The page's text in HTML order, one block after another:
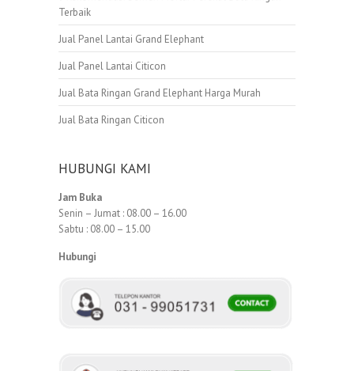
Terbaik
Jual Panel Lantai Grand Elephant
Jual Panel Lantai Citicon
Jual Bata Ringan Grand Elephant Harga Murah
Jual Bata Ringan Citicon
HUBUNGI KAMI
Jam Buka
Senin – Jumat : 08.00 – 16.00
Sabtu : 08.00 – 15.00
Hubungi